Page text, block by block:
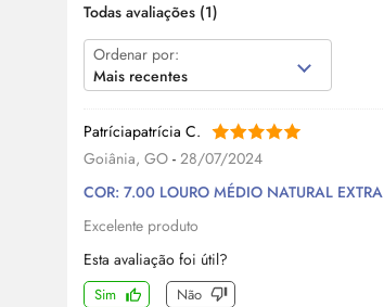
Todas avaliações (1)
Ordenar por:
Mais recentes
Patríciapatrícia C.
Goiânia, GO - 28/07/2024
COR: 7.00 LOURO MÉDIO NATURAL EXTRA
Excelente produto
Esta avaliação foi útil?
Sim Não